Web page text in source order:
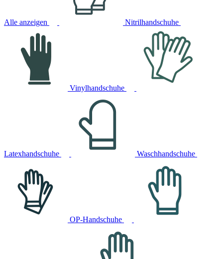
Alle anzeigen Nitrilhandschuhe
Vinylhandschuhe
Latexhandschuhe Waschhandschuhe
OP-Handschuhe